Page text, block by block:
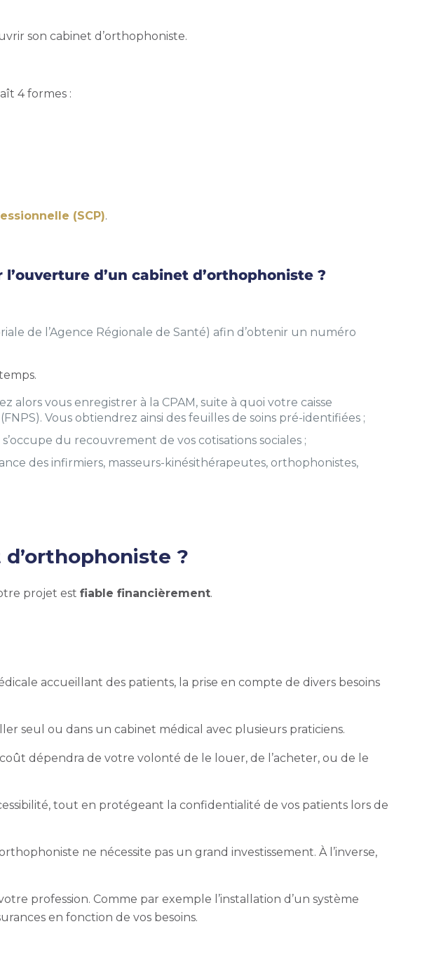
son cabinet d’orthophoniste.
4 formes :
(SCP).
d’un cabinet d’orthophoniste ?
de l’Agence Régionale de Santé) afin d’obtenir un numéro
alors vous enregistrer à la CPAM, suite à quoi votre caisse
(FNPS). Vous obtiendrez ainsi des feuilles de soins pré-identifiées ;
du recouvrement de vos cotisations sociales ;
des infirmiers, masseurs-kinésithérapeutes, orthophonistes,
?
projet estfiable financièrement.
accueillant des patients, la prise en compte de divers besoins
seul ou dans un cabinet médical avec plusieurs praticiens.
dépendra de votre volonté de le louer, de l’acheter, ou de le
tout en protégeant la confidentialité de vos patients lors de
ne nécessite pas un grand investissement. À l’inverse,
profession. Comme par exemple l’installation d’un système
en fonction de vos besoins.